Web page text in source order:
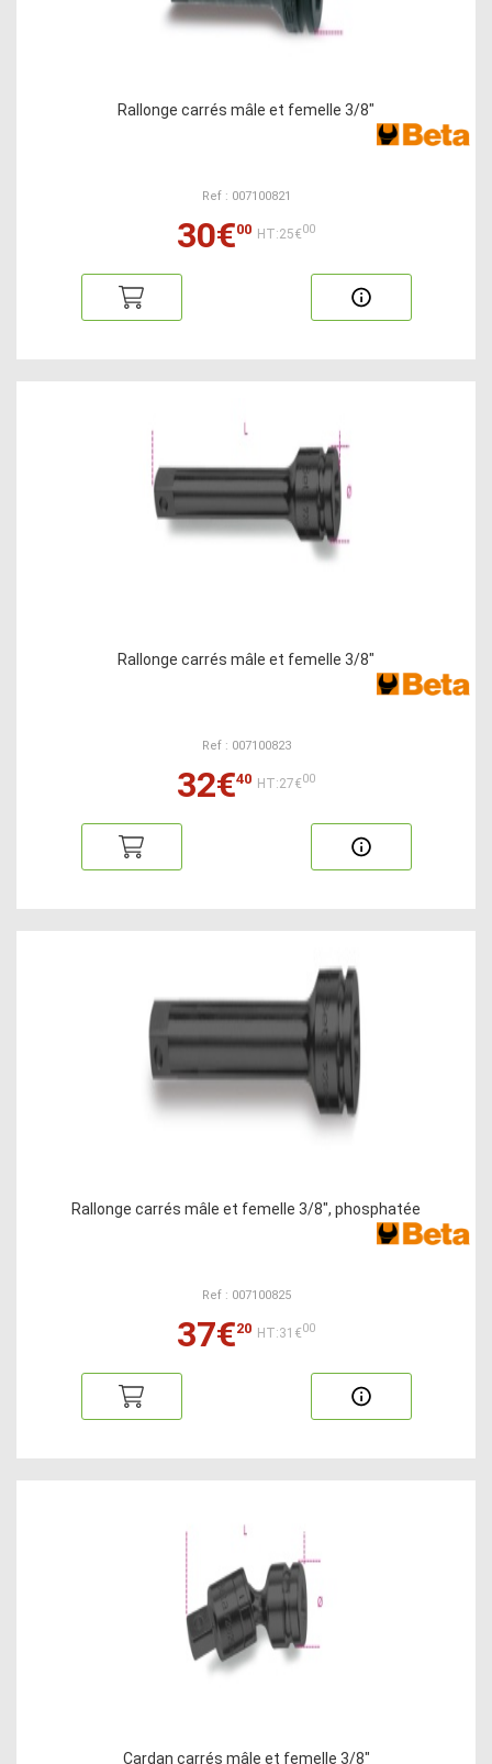
Rallonge carrés mâle et femelle 3/8"
Ref : 007100821
30€00 HT:25€00
Rallonge carrés mâle et femelle 3/8"
Ref : 007100823
32€40 HT:27€00
Rallonge carrés mâle et femelle 3/8", phosphatée
Ref : 007100825
37€20 HT:31€00
Cardan carrés mâle et femelle 3/8"